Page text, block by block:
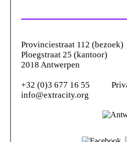
Provinciestraat 112 (bezoek)
Ploegstraat 25 (kantoor)
2018 Antwerpen
+32 (0)3 677 16 55
info@extracity.org